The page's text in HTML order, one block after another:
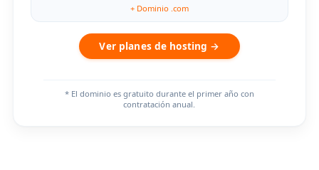
+ Dominio .com
Ver planes de hosting →
* El dominio es gratuito durante el primer año con
contratación anual.